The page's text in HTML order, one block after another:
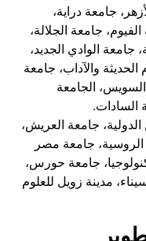
جامعة دراية،
جامعة الجلالة،
جامعة الوادي الجديد،
الحديثة والآداب، جامعة
الجامعة
السادات.
الدولية، جامعة العريش،
الروسية، جامعة مصر
جامعة حورس،
مدينة زويل للعلوم